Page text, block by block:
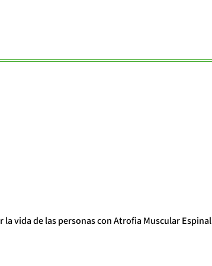
vida de las personas con Atrofia Muscular Espinal